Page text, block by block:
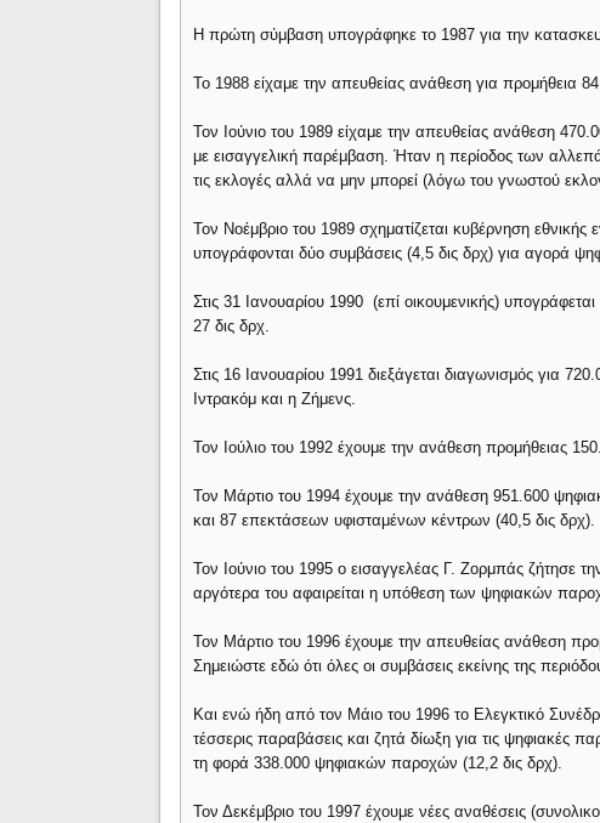
Η πρώτη σύμβαση υπογράφηκε το 1987 για την
Το 1988 είχαμε την απευθείας ανάθεση για προμήθεια
Τον Ιούνιο του 1989 είχαμε την απευθείας ανάθεση
με εισαγγελική παρέμβαση. Ήταν η περίοδος των
τις εκλογές αλλά να μην μπορεί (λόγω του γνωστού
Τον Νοέμβριο του 1989 σχηματίζεται κυβέρνηση
υπογράφονται δύο συμβάσεις (4,5 δις δρχ) για αγορά
Στις 31 Ιανουαρίου 1990 (επί οικουμενικής)
27 δις δρχ.
Στις 16 Ιανουαρίου 1991 διεξάγεται διαγωνισμός για
Ιντρακόμ και η Ζήμενς.
Τον Ιούλιο του 1992 έχουμε την ανάθεση προμήθειας
Τον Μάρτιο του 1994 έχουμε την ανάθεση 951.600
και 87 επεκτάσεων υφισταμένων κέντρων (40,5 δις δρχ).
Τον Ιούνιο του 1995 ο εισαγγελέας Γ. Ζορμπάς ζήτησε
αργότερα του αφαιρείται η υπόθεση των ψηφιακών
Τον Μάρτιο του 1996 έχουμε την απευθείας ανάθεση
Σημειώστε εδώ ότι όλες οι συμβάσεις εκείνης της
Και ενώ ήδη από τον Μάιο του 1996 το Ελεγκτικό
τέσσερις παραβάσεις και ζητά δίωξη για τις ψηφιακές
τη φορά 338.000 ψηφιακών παροχών (12,2 δις δρχ).
Τον Δεκέμβριο του 1997 έχουμε νέες αναθέσεις